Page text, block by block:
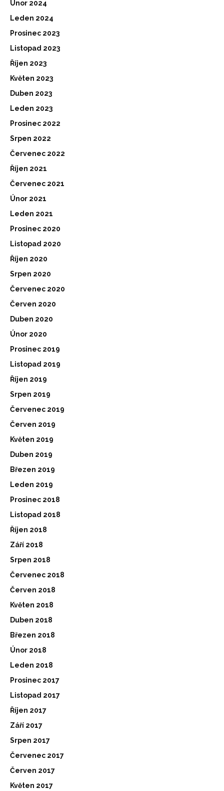
Únor 2024
Leden 2024
Prosinec 2023
Listopad 2023
Říjen 2023
Květen 2023
Duben 2023
Leden 2023
Prosinec 2022
Srpen 2022
Červenec 2022
Říjen 2021
Červenec 2021
Únor 2021
Leden 2021
Prosinec 2020
Listopad 2020
Říjen 2020
Srpen 2020
Červenec 2020
Červen 2020
Duben 2020
Únor 2020
Prosinec 2019
Listopad 2019
Říjen 2019
Srpen 2019
Červenec 2019
Červen 2019
Květen 2019
Duben 2019
Březen 2019
Leden 2019
Prosinec 2018
Listopad 2018
Říjen 2018
Září 2018
Srpen 2018
Červenec 2018
Červen 2018
Květen 2018
Duben 2018
Březen 2018
Únor 2018
Leden 2018
Prosinec 2017
Listopad 2017
Říjen 2017
Září 2017
Srpen 2017
Červenec 2017
Červen 2017
Květen 2017